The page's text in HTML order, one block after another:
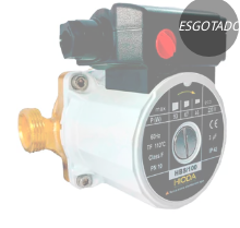
ESGOTADO